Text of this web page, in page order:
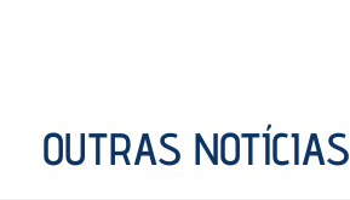
OUTRAS NOTÍCIAS